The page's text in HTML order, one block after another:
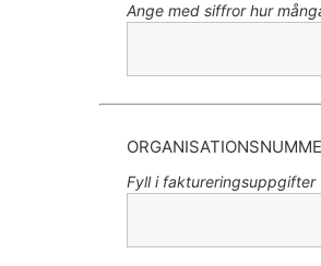
Ange med siffror hur
Fyll i faktureringsuppgifter